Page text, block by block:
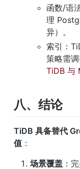
函数/语
理
异）。
索引：
策略需
TiDB 与
八、结论
TiDB 具备替代
值 ：
场景覆盖 ：